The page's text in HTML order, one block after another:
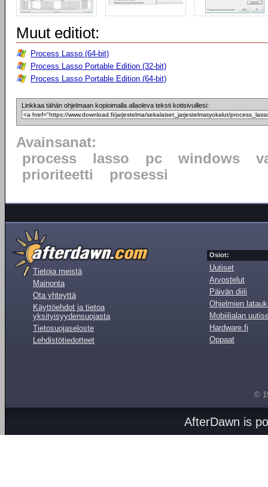
Muut editiot:
Process Lasso (64-bit)
Process Lasso Portable Edition (32-bit)
Process Lasso Portable Edition (64-bit)
Linkkaa tähän ohjelmaan kopioimalla allaoleva teksti kotisivuillesi:
Avainsanat:
process
lasso pc windows
prioriteetti
prosessi
Tietoja meistä
Mainonta
Ota yhteyttä
Käyttöehdot ja tietoa
yksityisyydensuojasta
Tietosuojaseloste
Lehdistötiedotteet
Osiot:
Uutiset
Arvostelut
Päivän diili
Ohjelmien
Mobiilialan
Hardware.fi
Oppaat
©
AfterDawn is